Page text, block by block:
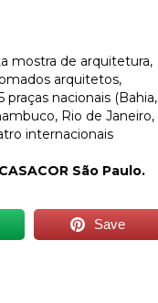
mostra de arquitetura,
arquitetos,
nacionais (Bahia,
Rio de Janeiro,
internacionais
São Paulo.
Save